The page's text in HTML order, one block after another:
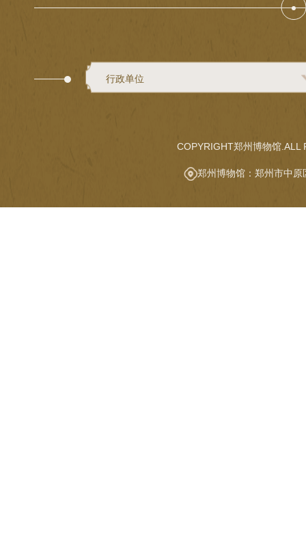
行政单位
COPYRIGHT郑州博物馆.ALL
郑州博物馆：郑州市中原